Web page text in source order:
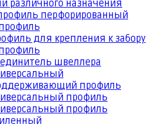
различного назначения
перфорированный
для крепления к забору
швеллера
профиль
профиль
профиль